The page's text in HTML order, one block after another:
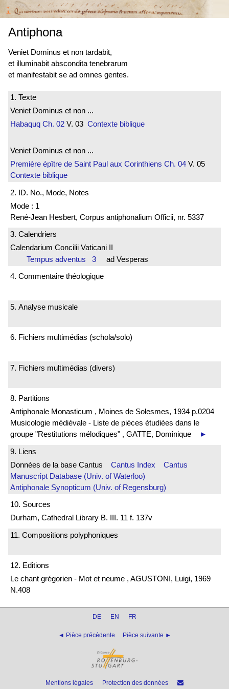
Antiphona
Veniet Dominus et non tardabit,
et illuminabit abscondita tenebrarum
et manifestabit se ad omnes gentes.
1. Texte
Veniet Dominus et non ...
Habaquq Ch. 02 V. 03 Contexte biblique
Veniet Dominus et non ...
Première épître de Saint Paul aux Corinthiens Ch. 04 V. 05
Contexte biblique
2. ID. No., Mode, Notes
Mode : 1
René-Jean Hesbert, Corpus antiphonalium Officii, nr. 5337
3. Calendriers
Calendarium Concilii Vaticani II
Tempus adventus 3 ad Vesperas
4. Commentaire théologique
5. Analyse musicale
6. Fichiers multimédias (schola/solo)
7. Fichiers multimédias (divers)
8. Partitions
Antiphonale Monasticum , Moines de Solesmes, 1934 p.0204
Musicologie médiévale - Liste de pièces étudiées dans le
groupe "Restitutions mélodiques" , GATTE, Dominique
►
9. Liens
Données de la base Cantus Cantus Index
Cantus
Manuscript Database (Univ. of Waterloo)
Antiphonale Synopticum (Univ. of Regensburg)
10. Sources
Durham, Cathedral Library B. III. 11 f. 137v
11. Compositions polyphoniques
12. Editions
Le chant grégorien - Mot et neume , AGUSTONI, Luigi, 1969
N.408
DE EN FR
◄ Pièce précédente Pièce suivante ►
Mentions légales Protection des données